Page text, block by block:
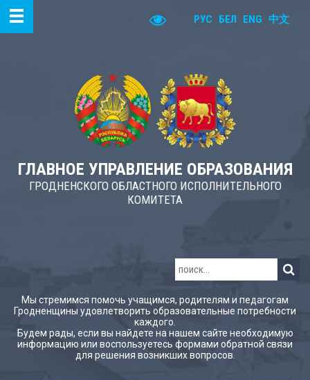
РУС БЕЛ ENG 中文
ГЛАВНОЕ УПРАВЛЕНИЕ ОБРАЗОВАНИЯ
ГРОДНЕНСКОГО ОБЛАСТНОГО ИСПОЛНИТЕЛЬНОГО
КОМИТЕТА
Мы стремимся помочь учащимся, родителям и педагогам
Гродненщины удовлетворить образовательные потребности
каждого.
Будем рады, если вы найдете на нашем сайте необходимую
информацию или воспользуетесь формами обратной связи
для решения возникших вопросов.